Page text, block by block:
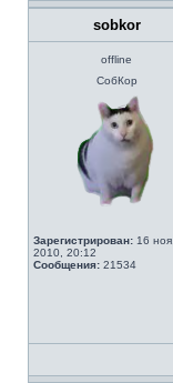
sobkor
offline
СобКор
Зарегистрирован: 16 ноя,
2010, 20:12
Сообщения: 21534